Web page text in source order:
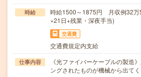
時給
時給1500～1875円 月収例32万
×21日+残業・深夜手当)
交通費
交通費規定内支給
仕事内容
《光ファイバーケーブルの製造
ングされたものが機械から出て